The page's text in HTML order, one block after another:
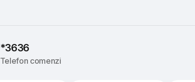
*3636
Telefon comenzi